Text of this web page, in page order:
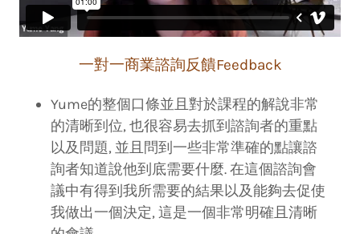
一對一商業諮詢反饋Feedback
Yume的整個口條並且對於課程的解說非常
的清晰到位, 也很容易去抓到諮詢者的重點
以及問題, 並且問到一些非常準確的點讓諮
詢者知道說他到底需要什麼. 在這個諮詢會
議中有得到我所需要的結果以及能夠去促使
我做出一個決定, 這是一個非常明確且清晰